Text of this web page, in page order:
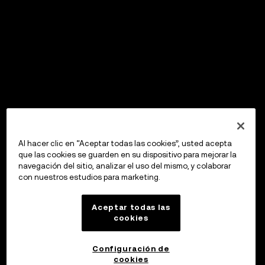
Al hacer clic en “Aceptar todas las cookies”, usted acepta
que las cookies se guarden en su dispositivo para mejorar la
navegación del sitio, analizar el uso del mismo, y colaborar
con nuestros estudios para marketing.
Aceptar todas las
cookies
Configuración de
cookies